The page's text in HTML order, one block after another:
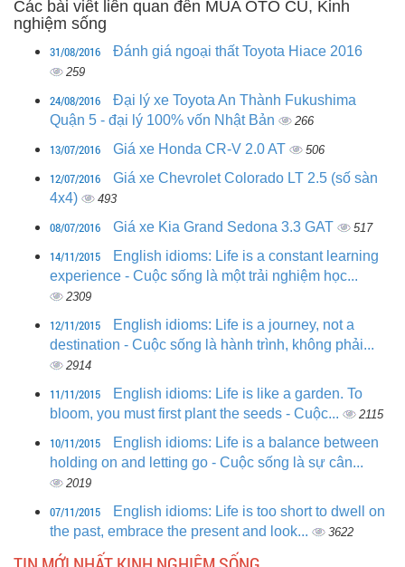
Các bài viết liên quan đến MUA ÔTÔ CŨ, Kinh
nghiệm sống
31/08/2016 Đánh giá ngoại thất Toyota Hiace 2016
259
24/08/2016
Đại lý xe Toyota An Thành Fukushima
Quận 5 - đại lý 100% vốn Nhật Bản
266
13/07/2016 Giá xe Honda CR-V 2.0 AT 506
12/07/2016
Giá xe Chevrolet Colorado LT 2.5 (số sàn
4x4)
493
08/07/2016 Giá xe Kia Grand Sedona 3.3 GAT 517
14/11/2015
English idioms: Life is a constant learning
experience - Cuộc sống là một trải nghiệm học...
2309
12/11/2015
English idioms: Life is a journey, not a
destination - Cuộc sống là hành trình, không phải...
2914
11/11/2015
English idioms: Life is like a garden. To
bloom, you must first plant the seeds - Cuộc...
2115
10/11/2015
English idioms: Life is a balance between
holding on and letting go - Cuộc sống là sự cân...
2019
07/11/2015
English idioms: Life is too short to dwell on
the past, embrace the present and look...
3622